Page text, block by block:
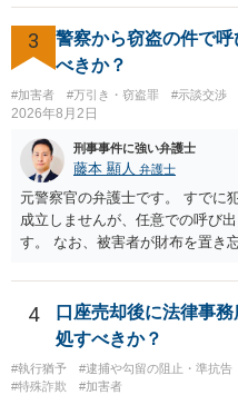
いたり、省略されていることも
3
警察から窃盗の件で
べきか？
#加害者 #万引き・窃盗罪 #示談交渉
2026年8月2日
刑事事件に強い弁護士
藤本 顯人 弁護士
元警察官の弁護士です。 すでに
成立しませんが、任意での呼び
す。 なお、被害者が財布を置き
と言い逃れはかなり厳しいもの
4
口座売却後に法律事
処すべきか？
#執行猶予 #逮捕や勾留の阻止・準抗告
#特殊詐欺
#加害者